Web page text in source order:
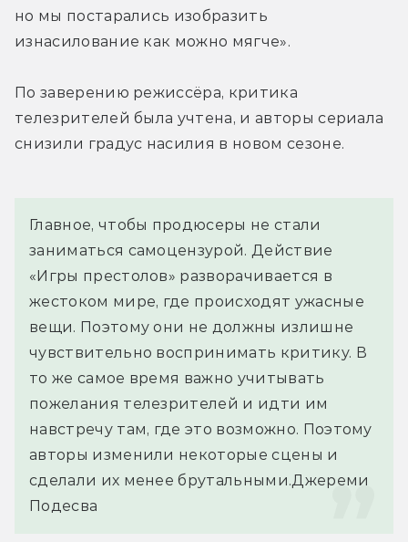
но мы постарались изобразить
изнасилование как можно мягче».
По заверению режиссёра, критика
телезрителей была учтена, и авторы сериала
снизили градус насилия в новом сезоне.
Главное, чтобы продюсеры не стали
заниматься самоцензурой. Действие
«Игры престолов» разворачивается в
жестоком мире, где происходят ужасные
вещи. Поэтому они не должны излишне
чувствительно воспринимать критику. В
то же самое время важно учитывать
пожелания телезрителей и идти им
навстречу там, где это возможно. Поэтому
авторы изменили некоторые сцены и
сделали их менее брутальными.Джереми
Подесва